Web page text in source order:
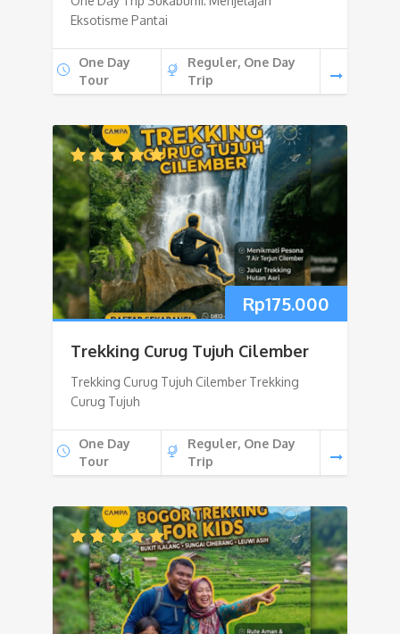
Eksotisme Pantai
One Day
Tour
Reguler, One Day
Trip
Rp175.000
Trekking Curug Tujuh Cilember
Trekking Curug Tujuh Cilember Trekking
Curug Tujuh
One Day
Tour
Reguler, One Day
Trip